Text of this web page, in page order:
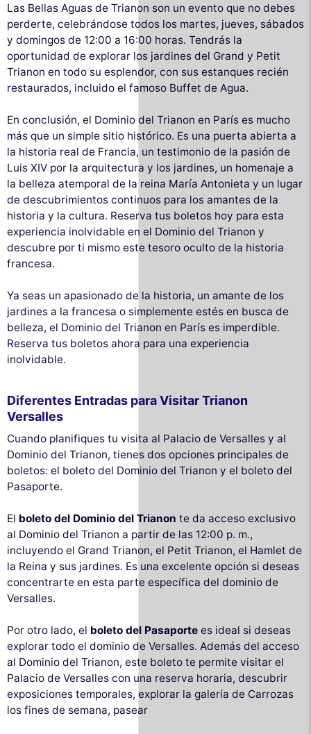
Las Bellas Aguas de Trianon son un evento que no debes
perderte, celebrándose todos los martes, jueves, sábados
y domingos de 12:00 a 16:00 horas. Tendrás la
oportunidad de explorar los jardines del Grand y Petit
Trianon en todo su esplendor, con sus estanques recién
restaurados, incluido el famoso Buffet de Agua.
En conclusión, el Dominio del Trianon en París es mucho
más que un simple sitio histórico. Es una puerta abierta a
la historia real de Francia, un testimonio de la pasión de
Luis XIV por la arquitectura y los jardines, un homenaje a
la belleza atemporal de la reina María Antonieta y un lugar
de descubrimientos continuos para los amantes de la
historia y la cultura. Reserva tus boletos hoy para esta
experiencia inolvidable en el Dominio del Trianon y
descubre por ti mismo este tesoro oculto de la historia
francesa.
Ya seas un apasionado de la historia, un amante de los
jardines a la francesa o simplemente estés en busca de
belleza, el Dominio del Trianon en París es imperdible.
Reserva tus boletos ahora para una experiencia
inolvidable.
Diferentes Entradas para Visitar Trianon
Versalles
Cuando planifiques tu visita al Palacio de Versalles y al
Dominio del Trianon, tienes dos opciones principales de
boletos: el boleto del Dominio del Trianon y el boleto del
Pasaporte.
El boleto del Dominio del Trianon te da acceso exclusivo
al Dominio del Trianon a partir de las 12:00 p. m.,
incluyendo el Grand Trianon, el Petit Trianon, el Hamlet de
la Reina y sus jardines. Es una excelente opción si deseas
concentrarte en esta parte específica del dominio de
Versalles.
Por otro lado, el boleto del Pasaporte es ideal si deseas
explorar todo el dominio de Versalles. Además del acceso
al Dominio del Trianon, este boleto te permite visitar el
Palacio de Versalles con una reserva horaria, descubrir
exposiciones temporales, explorar la galería de Carrozas
los fines de semana, pasear